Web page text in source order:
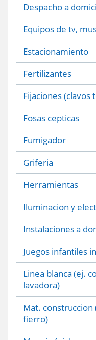
Despacho a
Equipos de tv,
Estacionamiento
Fertilizantes
Fijaciones (clavos
Fosas cepticas
Fumigador
Griferia
Herramientas
Iluminacion y
Instalaciones a
Juegos infantiles
Linea blanca (ej.
lavadora)
Mat.
fierro)